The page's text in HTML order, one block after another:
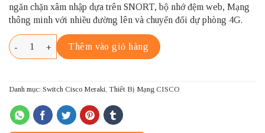
ngăn chặn xâm nhập dựa trên SNORT, bộ nhớ đệm web, Mạng
thông minh với nhiều đường lên và chuyển đổi dự phòng 4G.
MX67-HW CISCO MERAKI MX67 số lượng
Thêm vào giỏ hàng
Danh mục: Switch Cisco Meraki, Thiết Bị Mạng CISCO